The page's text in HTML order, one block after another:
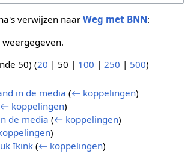
verwijzen naar Weg met BNN:
50) (20 | 50 | 100 | 250 | 500)
in de media (← koppelingen)
← koppelingen)
de media (← koppelingen)
)
Ikink (← koppelingen)